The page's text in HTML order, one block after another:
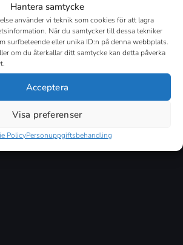
Hantera samtycke
använder vi teknik som cookies för att lagra
När du samtycker till dessa tekniker
surfbeteende eller unika ID:n på denna webbplats.
om du återkallar ditt samtycke kan detta påverka
Acceptera
Visa preferenser
PolicyPersonuppgiftsbehandling